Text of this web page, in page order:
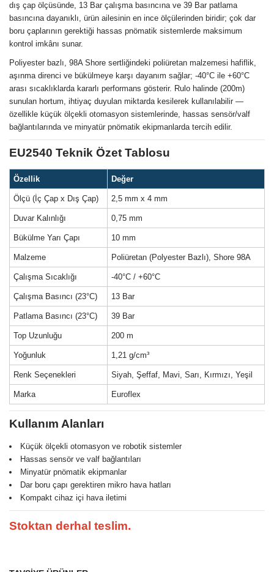
dış çap ölçüsünde, 13 Bar çalışma basıncına ve 39 Bar patlama
basıncına dayanıklı, ürün ailesinin en ince ölçülerinden biridir; çok dar
boru çaplarının gerektiği hassas pnömatik sistemlerde maksimum
kontrol imkânı sunar.
Poliyester bazlı, 98A Shore sertliğindeki poliüretan malzemesi hafiflik,
aşınma direnci ve bükülmeye karşı dayanım sağlar; -40°C ile +60°C
arası sıcaklıklarda kararlı performans gösterir. Rulo halinde (200m)
sunulan hortum, ihtiyaç duyulan miktarda kesilerek kullanılabilir —
özellikle küçük ölçekli otomasyon sistemlerinde, hassas sensör/valf
bağlantılarında ve minyatür pnömatik ekipmanlarda tercih edilir.
EU2540 Teknik Özet Tablosu
Özellik Değer
Ölçü (İç Çap x Dış Çap) 2,5 mm x 4 mm
Duvar Kalınlığı 0,75 mm
Bükülme Yarı Çapı 10 mm
Malzeme Poliüretan (Polyester Bazlı), Shore 98A
Çalışma Sıcaklığı -40°C / +60°C
Çalışma Basıncı (23°C) 13 Bar
Patlama Basıncı (23°C) 39 Bar
Top Uzunluğu 200 m
Yoğunluk 1,21 g/cm³
Renk Seçenekleri Siyah, Şeffaf, Mavi, Sarı, Kırmızı, Yeşil
Marka Euroflex
Kullanım Alanları
Küçük ölçekli otomasyon ve robotik sistemler
Hassas sensör ve valf bağlantıları
Minyatür pnömatik ekipmanlar
Dar boru çapı gerektiren mikro hava hatları
Kompakt cihaz içi hava iletimi
Stoktan derhal teslim.